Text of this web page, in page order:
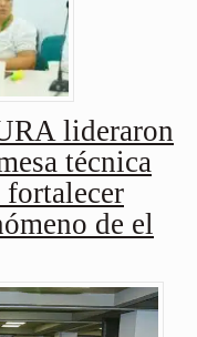
lideraron
técnica
fortalecer
de el